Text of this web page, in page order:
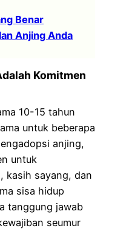
Benar
Anjing Anda
Komitmen
10-15 tahun
untuk beberapa
anjing,
untuk
kasih sayang, dan
sisa hidup
tanggung jawab
seumur